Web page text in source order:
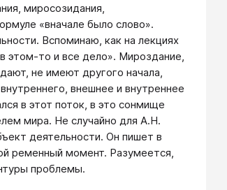
миросозидания,
«вначале было слово».
Вспоминаю, как на лекциях
этом-то и все дело». Мироздание,
не имеют другого начала,
внешнее и внутреннее
в этот поток, в это сонмище
мира. Не случайно для А.Н.
деятельности. Он пишет в
ременный момент. Разумеется,
проблемы.